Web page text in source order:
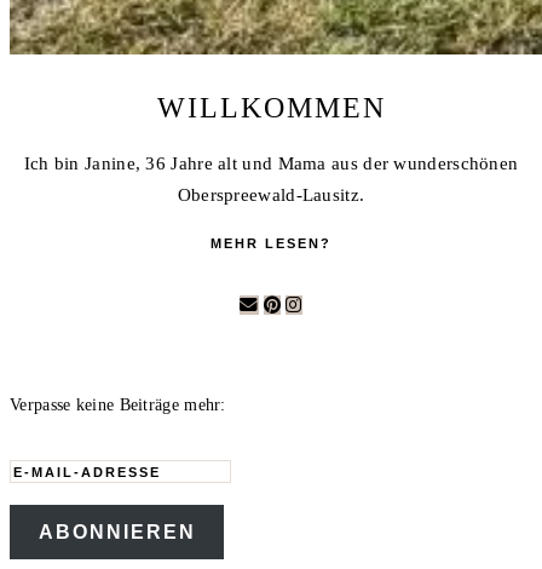
WILLKOMMEN
Ich bin Janine, 36 Jahre alt und Mama aus der wunderschönen
Oberspreewald-Lausitz.
MEHR LESEN?
Verpasse keine Beiträge mehr:
E-
Mail-
Adresse
ABONNIEREN